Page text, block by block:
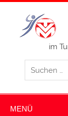
Zum
springen
im
MENÜ